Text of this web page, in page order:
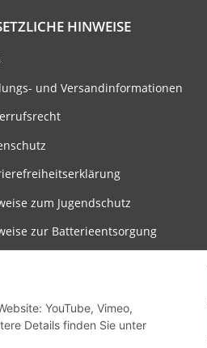
YouTube, Vimeo,
Details finden Sie unter
HINWEISE
und Versandinformationen
zum Jugendschutz
zur Batterieentsorgung